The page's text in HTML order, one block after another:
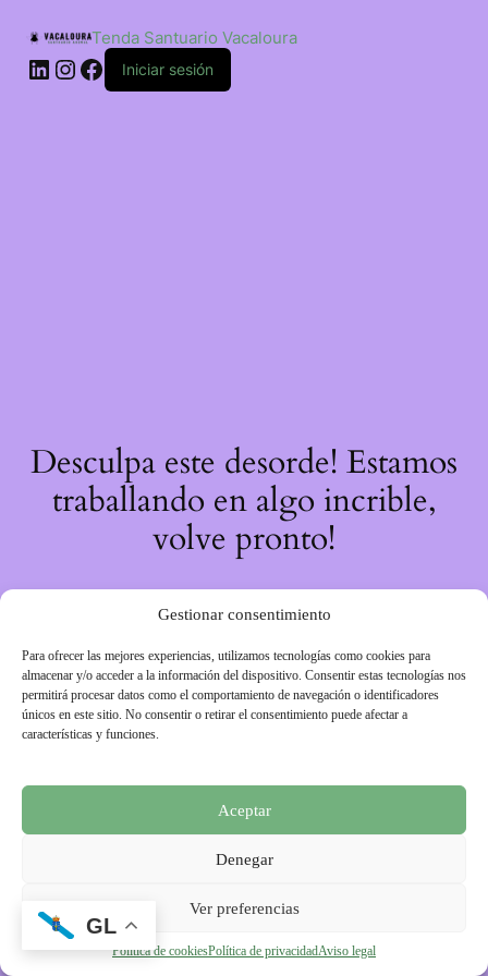
Gestionar consentimiento
Para ofrecer las mejores experiencias, utilizamos tecnologías como cookies para
almacenar y/o acceder a la información del dispositivo. Consentir estas tecnologías nos
permitirá procesar datos como el comportamiento de navegación o identificadores
únicos en este sitio. No consentir o retirar el consentimiento puede afectar a
características y funciones.
Aceptar
Denegar
Ver preferencias
Política de cookiesPolítica de privacidadAviso legal
contido
Tenda Santuario Vacaloura
LinkedIn
Instagram
Facebook
Iniciar sesión
Desculpa este desorde! Estamos
traballando en algo incrible,
volve pronto!
GL